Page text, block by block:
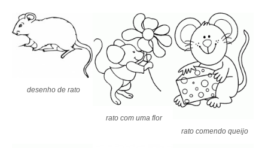
desenho de rato
rato com uma flor
rato comendo queijo